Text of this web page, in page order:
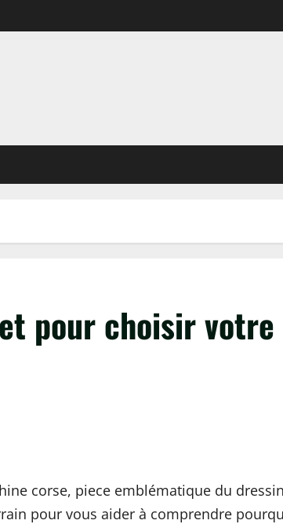
pour choisir
corse, piece emblématique du
pour vous aider à comprendre